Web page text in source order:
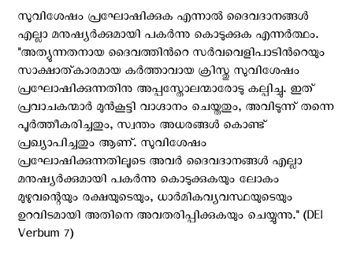
സുവിശേഷം പ്രഘോഷിക്കുക എന്നാൽ ദൈവദാനങ്ങള്‍
എല്ലാ മനുഷ്യര്‍ക്കുമായി പകര്‍ന്നു കൊടുക്കുക എന്നർത്ഥം.
"അത്യുന്നതനായ ദൈവത്തിന്‍റെ സര്‍വവെളിപാടിന്‍റെയും
സാക്ഷാത്കാരമായ കര്‍ത്താവായ ക്രിസ്തു സുവിശേഷം
പ്രഘോഷിക്കുന്നതിനു അപ്പസ്തോലന്മാരോടു കല്പിച്ചു. ഇത്
പ്രവാചകന്മാര്‍ മുന്‍കൂട്ടി വാഗ്ദാനം ചെയ്തതും, അവിടുന്ന് തന്നെ
പൂര്‍ത്തീകരിച്ചതും, സ്വന്തം അധരങ്ങള്‍ കൊണ്ട്
പ്രഖ്യാപിച്ചതും ആണ്. സുവിശേഷം
പ്രഘോഷിക്കുന്നതിലൂടെ അവര്‍ ദൈവദാനങ്ങള്‍ എല്ലാ
മനുഷ്യര്‍ക്കുമായി പകര്‍ന്നു കൊടുക്കുകയും ലോകം
മുഴുവന്റെയും രക്ഷയുടെയും, ധാര്‍മികവ്യവസ്ഥയുടെയും
ഉറവിടമായി അതിനെ അവതരിപ്പിക്കുകയും ചെയ്യുന്നു." (DEI
Verbum 7)